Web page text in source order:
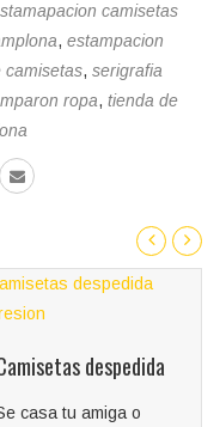
camisetas
, estampacion
camisetas, serigrafia
ropa, tienda de
despedida
casa tu amiga o